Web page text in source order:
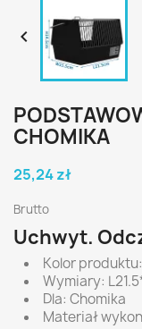

CHOMIKA
25,24 zł
Brutto
Uchwyt.
Kolor
Wymiary:
Dla: Chomika
Materiał